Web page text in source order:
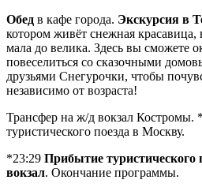
Обед в кафе города. Экскурсия в
котором живёт снежная красавица,
мала до велика. Здесь вы сможете
повеселиться со сказочными
друзьями Снегурочки, чтобы
независимо от возраста!
Трансфер на ж/д вокзал Костромы.
туристического поезда в Москву.
*23:29 Прибытие туристического
вокзал. Окончание программы.